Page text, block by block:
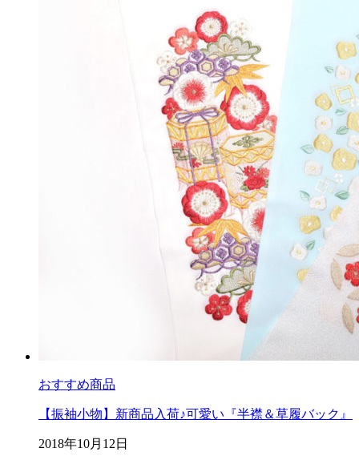
おすすめ商品
【振袖小物】新商品入荷♪可愛い『半襟＆草履バック』
2018年10月12日